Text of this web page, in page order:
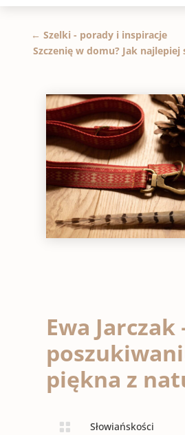
← Szelki - porady i inspiracje
Szczenię w domu? Jak
Ewa Jarczak
piękna z
 Słowiańskości